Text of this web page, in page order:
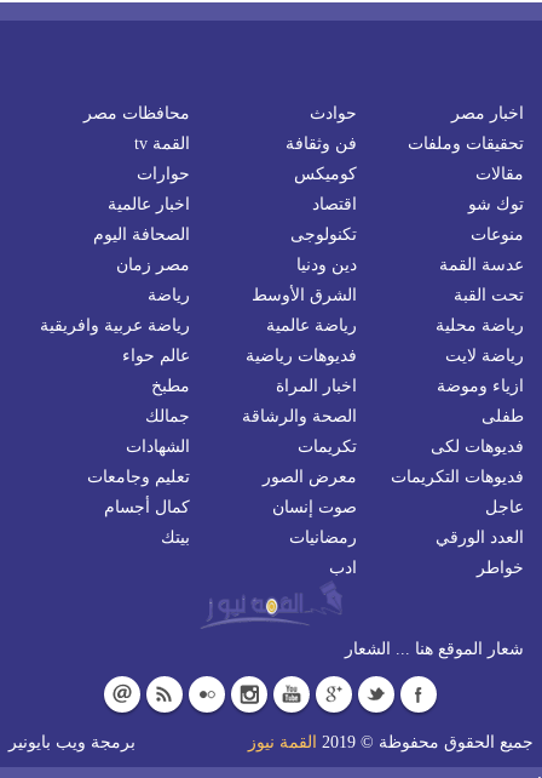
اخبار مصر حوادث
محافظات مصر
تحقيقات وملفات
فن وثقافة
القمة tv
مقالات
كوميكس
حوارات
توك شو
اقتصاد
اخبار عالمية
منوعات
تكنولوجى
الصحافة اليوم
عدسة القمة
دين ودنيا
مصر زمان
تحت القبة
الشرق الأوسط
رياضة
رياضة محلية
رياضة عالمية
رياضة عربية وافريقية
رياضة لايت
فديوهات رياضية
عالم حواء
ازياء وموضة
اخبار المراة
مطبخ
طفلى
الصحة والرشاقة
جمالك
فديوهات لكى
تكريمات
الشهادات
فديوهات التكريمات
معرض الصور
تعليم وجامعات
عاجل
صوت إنسان
كمال أجسام
العدد الورقي
رمضانيات
بيتك
خواطر
ادب
شعار الموقع هنا ... الشعار
جميع الحقوق محفوظة © 2019 القمة نيوز برمجة ويب بايونير